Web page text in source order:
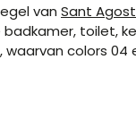
van Sant
toilet,
colors 04